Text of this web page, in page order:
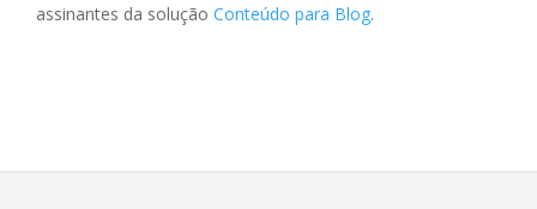
assinantes da solução Conteúdo para Blog.